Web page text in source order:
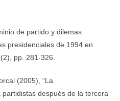
de partido y dilemas
presidenciales de 1994 en
pp. 281-326.
(2005), “La
después de la tercera